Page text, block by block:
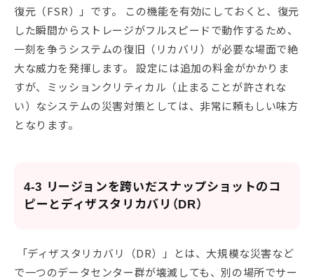
復元（FSR）」です。 この機能を有効にしておくと、復元
した瞬間からストレージがフルスピードで動作するため、
一刻を争うシステムの復旧（リカバリ）が必要な場面で絶
大な威力を発揮します。 設定には追加の料金がかかりま
すが、ミッションクリティカル（止まることが許されな
い）なシステムの災害対策としては、非常に頼もしい味方
となります。
4-3 リージョンを跨いだスナップショットのコ
ピーとディザスタリカバリ（DR）
「ディザスタリカバリ（DR）」とは、大規模な災害など
で一つのデータセンター群が壊滅しても、別の場所でサー